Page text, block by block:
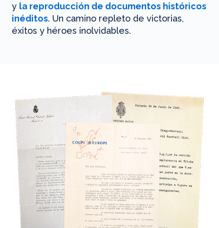
y la reproducción de documentos históricos
inéditos. Un camino repleto de victorias,
éxitos y héroes inolvidables.